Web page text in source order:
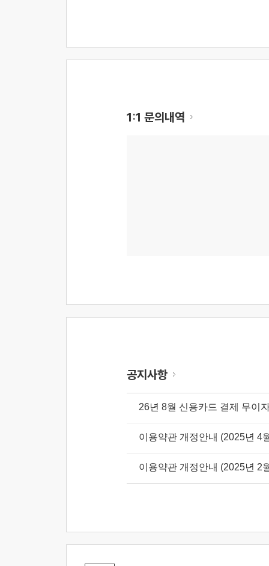
1:1 문의내역
공지사항
26년 8월 신용카드 결제 무이
이용약관 개정안내 (2025년 4
이용약관 개정안내 (2025년 2